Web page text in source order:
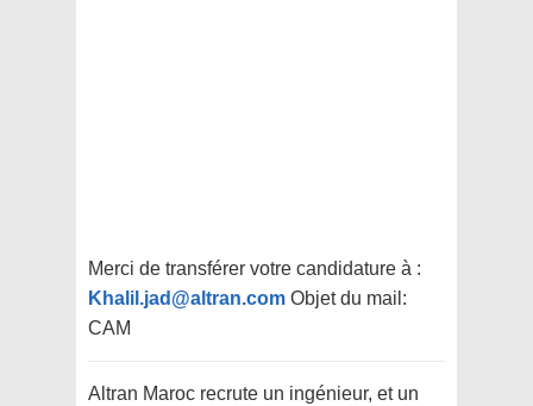
Merci de transférer votre candidature à :
Khalil.jad@altran.com Objet du mail:
CAM
Altran Maroc recrute un ingénieur, et un